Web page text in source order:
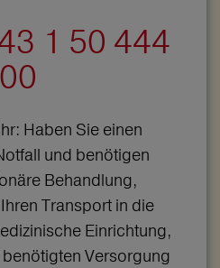
1 50 444
00
Haben Sie einen
und benötigen
Behandlung,
Transport in die
Einrichtung,
Versorgung